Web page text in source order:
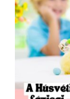
Húsvéti
Avagy